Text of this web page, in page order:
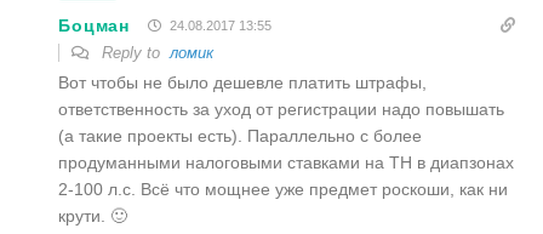
Боцман 24.08.2017 13:55
Reply toломик
Вот чтобы не было дешевле платить штрафы,
ответственность за уход от регистрации надо повышать
(а такие проекты есть). Параллельно с более
продуманными налоговыми ставками на ТН в диапзонах
2-100 л.с. Всё что мощнее уже предмет роскоши, как ни
крути. 🙂